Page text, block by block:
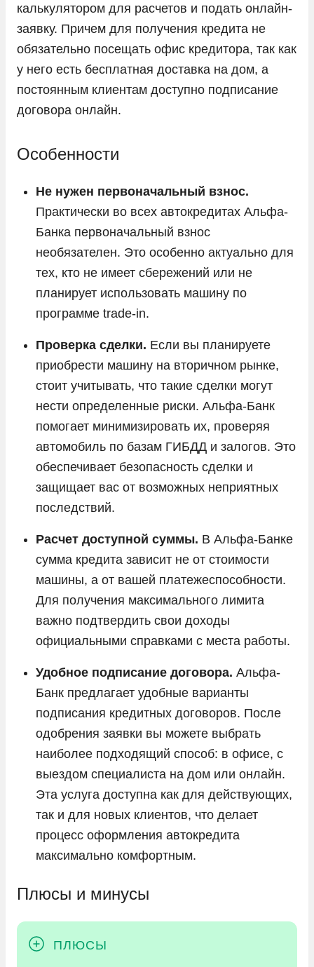
Tank
Tesla
Volkswagen
Volvo
Zeekr
ГАЗ
Москвич
калькулятором для расчетов и подать онлайн-
заявку. Причем для получения кредита не
обязательно посещать офис кредитора, так как
у него есть бесплатная доставка на дом, а
постоянным клиентам доступно подписание
договора онлайн.
Особенности
Не нужен первоначальный взнос.
Практически во всех автокредитах Альфа-
Банка первоначальный взнос
необязателен. Это особенно актуально для
тех, кто не имеет сбережений или не
планирует использовать машину по
программе trade-in.
Проверка сделки. Если вы планируете
приобрести машину на вторичном рынке,
стоит учитывать, что такие сделки могут
нести определенные риски. Альфа-Банк
помогает минимизировать их, проверяя
автомобиль по базам ГИБДД и залогов. Это
обеспечивает безопасность сделки и
защищает вас от возможных неприятных
последствий.
Расчет доступной суммы. В Альфа-Банке
сумма кредита зависит не от стоимости
машины, а от вашей платежеспособности.
Для получения максимального лимита
важно подтвердить свои доходы
официальными справками с места работы.
Удобное подписание договора. Альфа-
Банк предлагает удобные варианты
подписания кредитных договоров. После
одобрения заявки вы можете выбрать
наиболее подходящий способ: в офисе, с
выездом специалиста на дом или онлайн.
Эта услуга доступна как для действующих,
так и для новых клиентов, что делает
процесс оформления автокредита
максимально комфортным.
Плюсы и минусы